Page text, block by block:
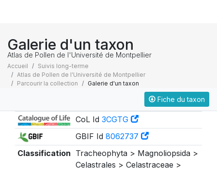
Galerie d'un taxon
Atlas de Pollen de l'Université de Montpellier
Accueil
Suivis long-terme
Atlas de Pollen de l'Université de Montpellier
Parcourir la collection
Galerie d'un taxon
Fiche du taxon
CoL Id 3CGTG
GBIF Id 8062737
Classification Tracheophyta > Magnoliopsida >
Celastrales > Celastraceae >